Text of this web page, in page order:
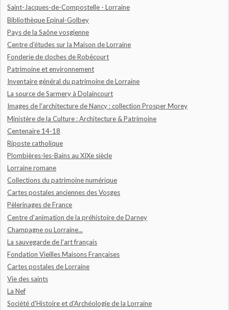
Saint-Jacques-de-Compostelle - Lorraine
Bibliothèque Epinal-Golbey
Pays de la Saône vosgienne
Centre d'études sur la Maison de Lorraine
Fonderie de cloches de Robécourt
Patrimoine et environnement
Inventaire général du patrimoine de Lorraine
La source de Sarmery à Dolaincourt
Images de l'architecture de Nancy : collection Prosper Morey
Ministère de la Culture : Architecture & Patrimoine
Centenaire 14-18
Riposte catholique
Plombières-les-Bains au XIXe siècle
Lorraine romane
Collections du patrimoine numérique
Cartes postales anciennes des Vosges
Pèlerinages de France
Centre d'animation de la préhistoire de Darney
Champagne ou Lorraine...
La sauvegarde de l'art français
Fondation Vieilles Maisons Françaises
Cartes postales de Lorraine
Vie des saints
La Nef
Société d'Histoire et d'Archéologie de la Lorraine